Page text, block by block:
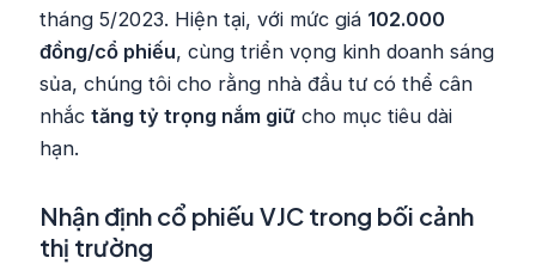
tháng 5/2023. Hiện tại, với mức giá 102.000
đồng/cổ phiếu, cùng triển vọng kinh doanh sáng
sủa, chúng tôi cho rằng nhà đầu tư có thể cân
nhắctăng tỷ trọng nắm giữ cho mục tiêu dài
hạn.
Nhận định cổ phiếu VJC trong bối cảnh
thị trường